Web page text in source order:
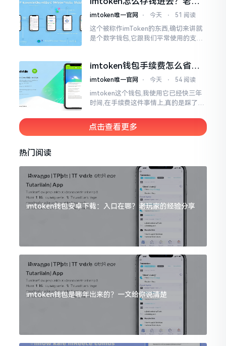
家教你把钱转进钱包
imtoken唯一官网 ⋅ 今天 ⋅ 51 阅读
这个被称作imToken的东西,确切来讲就
是个数字钱包,它跟我们平常使用的支付
时候都会陷入困惑
imtoken钱包手续费怎么省？
老玩家告诉你几个实在招
imtoken唯一官网 ⋅ 今天 ⋅ 54 阅读
imtoken这个钱包,我使用它已经快三年
时间,在手续费这件事情上,真的是踩了好
的时候,都会心疼得一直嘬牙花子
点击查看更多
热门阅读
imtoken钱包安卓下载：入口在哪？老玩家的经验分享
imtoken钱包是哪年出来的？一文给你说清楚